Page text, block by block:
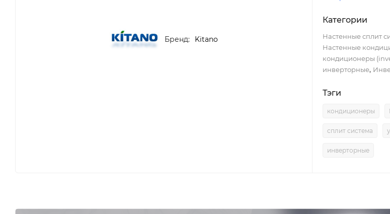
Бренд: Kitano
Категории
Настенные сплит
Настенные
кондиционеры
инверторные,
Тэги
кондиционеры
сплит система
инверторные